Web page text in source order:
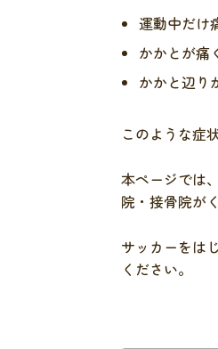
運動中だけ
かかとが痛
かかと辺り
このような症
本ページでは
院・接骨院が
サッカーをは
ください。